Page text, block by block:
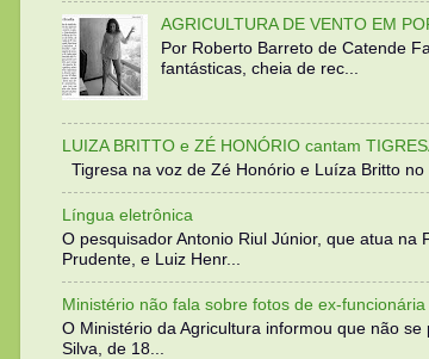
AGRICULTURA DE VENTO EM
Por Roberto Barreto de Catende
fantásticas, cheia de rec...
LUIZA BRITTO e ZÉ HONÓRIO cantam
Tigresa na voz de Zé Honório e Luíza Britto
Língua eletrônica
O pesquisador Antonio Riul Júnior, que atua na
Prudente, e Luiz Henr...
Ministério não fala sobre fotos de ex-funcionária
O Ministério da Agricultura informou que não
Silva, de 18...